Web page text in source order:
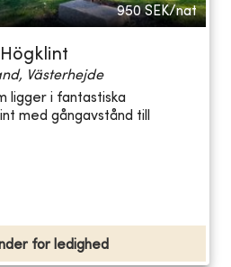
950 SEK/nat
Västerhejde
ligger i fantastiska
med gångavstånd till
for ledighed